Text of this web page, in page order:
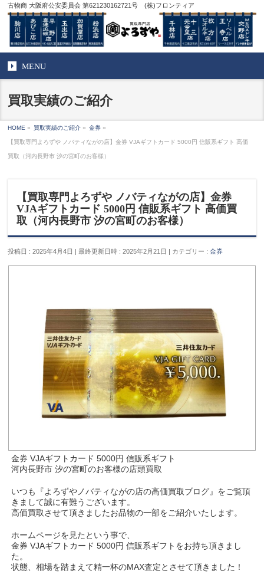
古物商 大阪府公安委員会 第621230162721号 (株)フロンティア
MENU
買取実績のご紹介
HOME » 買取実績のご紹介 » 金券 »
【買取専門よろずや ノバティながの店】金券 VJAギフトカード 5000円 信販系ギフト 高価
買取（河内長野市 汐の宮町のお客様）
【買取専門よろずや ノバティながの店】金券
VJAギフトカード 5000円 信販系ギフト 高価買
取（河内長野市 汐の宮町のお客様）
投稿日 : 2025年4月4日 最終更新日時 : 2025年2月21日 カテゴリー :金券
金券 VJAギフトカード 5000円 信販系ギフト
河内長野市 汐の宮町のお客様の店頭買取
いつも『よろずやノバティながの店の高価買取ブログ』をご覧頂
きまして誠に有難うございます。
高価買取させて頂きましたお品物の一部をご紹介いたします。
ホームページを見たという事で、
金券 VJAギフトカード 5000円 信販系ギフトをお持ち頂きまし
た。
状態、相場を踏まえて精一杯のMAX査定とさせて頂きました！